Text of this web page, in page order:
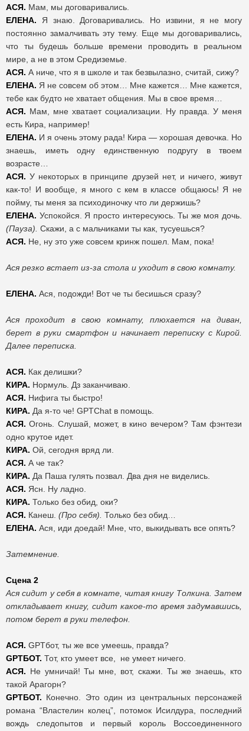
АСЯ. Мам, мы договаривались.
ЕЛЕНА. Я знаю. Договаривались. Но извини, я не могу
постоянно замалчивать эту тему. Еще мы договаривались,
что ты будешь больше времени проводить в реальном
мире, а не в этом Средиземье.
АСЯ. А ниче, что я в школе и так безвылазно, считай, сижу?
ЕЛЕНА. Я не совсем об этом… Мне кажется… Мне кажется,
тебе как будто не хватает общения. Мы в свое время…
АСЯ. Мам, мне хватает социализации. Ну правда. У меня
есть Кира, например!
ЕЛЕНА. И я очень этому рада! Кира — хорошая девочка. Но
знаешь, иметь одну единственную подругу в твоем
возрасте…
АСЯ. У некоторых в принципе друзей нет, и ничего, живут
как-то! И вообще, я много с кем в классе общаюсь! Я не
пойму, ты меня за психодиночку что ли держишь?
ЕЛЕНА. Успокойся. Я просто интересуюсь. Ты же моя дочь.
(Пауза). Скажи, а с мальчиками ты как, тусуешься?
АСЯ. Не, ну это уже совсем кринж пошел. Мам, пока!
Ася резко встает из-за стола и уходит в свою комнату.
ЕЛЕНА. Ася, подожди! Вот че ты бесишься сразу?
Ася проходит в свою комнату, плюхается на диван,
берет в руки смартфон и начинает переписку с Кирой.
Далее переписка.
АСЯ. Как делишки?
КИРА. Нормуль. Дз заканчиваю.
АСЯ. Нифига ты быстро!
КИРА. Да я-то че! GPTChat в помощь.
АСЯ. Огонь. Слушай, может, в кино вечером? Там фэнтези
одно крутое идет.
КИРА. Ой, сегодня вряд ли.
АСЯ. А че так?
КИРА. Да Паша гулять позвал. Два дня не виделись.
АСЯ. Ясн. Ну ладно.
КИРА. Только без обид, оки?
АСЯ. Канеш. (Про себя). Только без обид…
ЕЛЕНА. Ася, иди доедай! Мне, что, выкидывать все опять?
Затемнение.
Сцена 2
Ася сидит у себя в комнате, читая книгу Толкина. Затем
откладывает книгу, сидит какое-то время задумавшись,
потом берет в руки телефон.
АСЯ. GPTбот, ты же все умеешь, правда?
GPTБОТ. Тот, кто умеет все, не умеет ничего.
АСЯ. Не умничай! Ты мне, вот, скажи. Ты же знаешь, кто
такой Арагорн?
GPTБОТ. Конечно. Это один из центральных персонажей
романа “Властелин колец”, потомок Исилдура, последний
вождь следопытов и первый король Воссоединенного